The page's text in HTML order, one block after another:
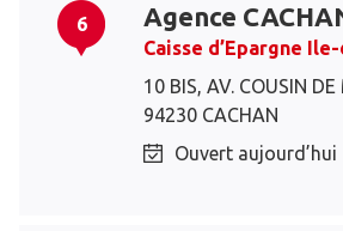
6 Agence
Caisse d’Epargne
10 BIS, AV. COUSIN
94230 CACHAN
Ouvert aujourd’hui